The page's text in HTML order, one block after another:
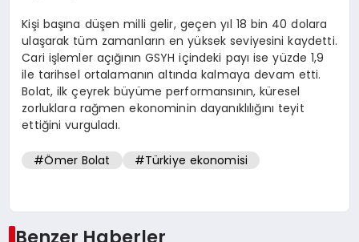
Kişi başına düşen milli gelir, geçen yıl 18 bin 40 dolara
ulaşarak tüm zamanların en yüksek seviyesini kaydetti.
Cari işlemler açığının GSYH içindeki payı ise yüzde 1,9
ile tarihsel ortalamanın altında kalmaya devam etti.
Bolat, ilk çeyrek büyüme performansının, küresel
zorluklara rağmen ekonominin dayanıklılığını teyit
ettiğini vurguladı.
#Ömer Bolat #Türkiye ekonomisi